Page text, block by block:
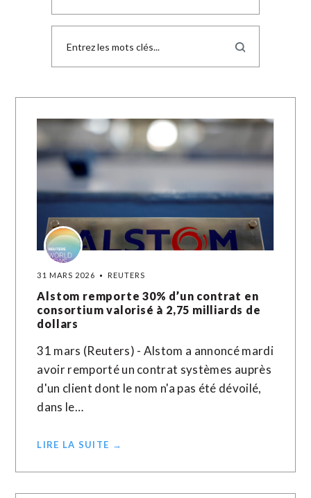
31 MARS 2026 REUTERS
Alstom remporte 30% d’un contrat en
consortium valorisé à 2,75 milliards de
dollars
31 mars (Reuters) - Alstom a annoncé mardi
avoir ​remporté un ‌contrat ​systèmes ⁠auprès
d'un client ‌dont ‌le nom n'a pas été ​dévoilé,
dans le…
LIRE LA SUITE →